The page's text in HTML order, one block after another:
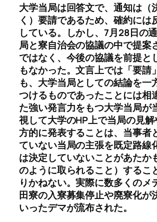
大学当局は回答文で、通知は（
く）要請であるため、確約には
している。しかし、7月28日の
局と寮自治会の協議の中で提案
ではなく、今後の協議を前提と
もなかった。文言上では「要請
も、大学当局としての結論を一
つけるものであったことには相
た強い発言力をもつ大学当局が
視して大学のHP上で当局の見
方的に発表することは、当事者
ていない当局の主張を既定路線
は決定していないことがあたか
のように取られること）するこ
りかねない。実際に数多くのメ
田寮の入寮募集停止や廃寮化が
いったデマが流布された。